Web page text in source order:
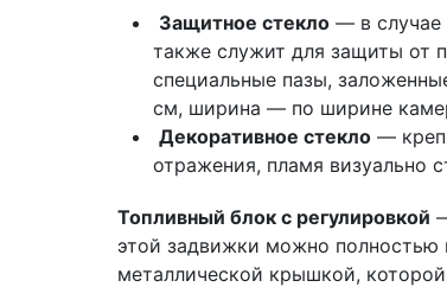
Защитное стекло — в случае
также служит для защиты от
специальные пазы,
см, ширина — по ширине
Декоративное стекло —
отражения, пламя визуально
Топливный блок с регулировкой
этой задвижки можно полностью
металлической крышкой,